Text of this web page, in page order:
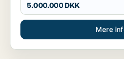
5.000.000 DKK
Mere